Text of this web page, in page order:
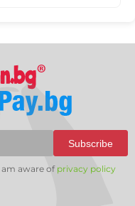
Subscribe
aware of privacy policy